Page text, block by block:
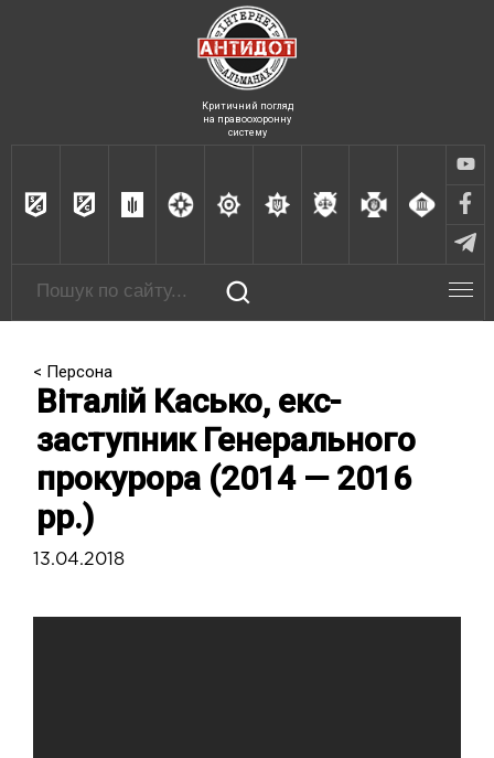
Критичний погляд
на правоохоронну
систему
< Персона
Віталій Касько, екс-
заступник Генерального
прокурора (2014 — 2016
рр.)
13.04.2018